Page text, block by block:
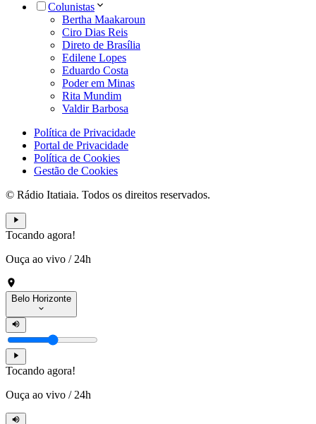
Colunistas
Bertha Maakaroun
Ciro Dias Reis
Direto de Brasília
Edilene Lopes
Eduardo Costa
Poder em Minas
Rita Mundim
Valdir Barbosa
Política de Privacidade
Portal de Privacidade
Política de Cookies
Gestão de Cookies
© Rádio Itatiaia. Todos os direitos reservados.
Tocando agora!
Ouça ao vivo / 24h
Belo Horizonte
Tocando agora!
Ouça ao vivo / 24h